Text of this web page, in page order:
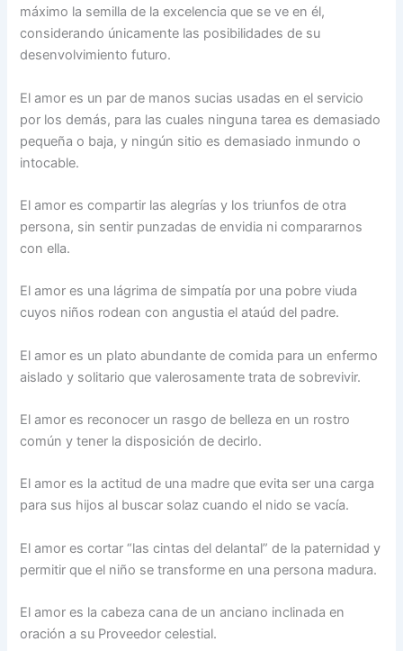
máximo la semilla de la excelencia que se ve en él,
considerando únicamente las posibilidades de su
desenvolvimiento futuro.
El amor es un par de manos sucias usadas en el servicio
por los demás, para las cuales ninguna tarea es demasiado
pequeña o baja, y ningún sitio es demasiado inmundo o
intocable.
El amor es compartir las alegrías y los triunfos de otra
persona, sin sentir punzadas de envidia ni compararnos
con ella.
El amor es una lágrima de simpatía por una pobre viuda
cuyos niños rodean con angustia el ataúd del padre.
El amor es un plato abundante de comida para un enfermo
aislado y solitario que valerosamente trata de sobrevivir.
El amor es reconocer un rasgo de belleza en un rostro
común y tener la disposición de decirlo.
El amor es la actitud de una madre que evita ser una carga
para sus hijos al buscar solaz cuando el nido se vacía.
El amor es cortar “las cintas del delantal” de la paternidad y
permitir que el niño se transforme en una persona madura.
El amor es la cabeza cana de un anciano inclinada en
oración a su Proveedor celestial.